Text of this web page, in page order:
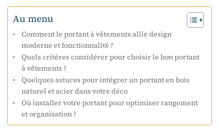
Au menu
Comment le portant à vêtements allie design
moderne et fonctionnalité ?
Quels critères considérer pour choisir le bon portant
à vêtements ?
Quelques astuces pour intégrer un portant en bois
naturel et acier dans votre déco
Où installer votre portant pour optimiser rangement
et organisation ?